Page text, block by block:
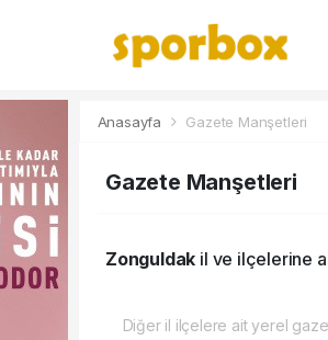
Anasayfa Gazete Manşetleri
Gazete Manşetleri
Zonguldak il ve ilçelerine
Diğer il ilçelere ait yerel